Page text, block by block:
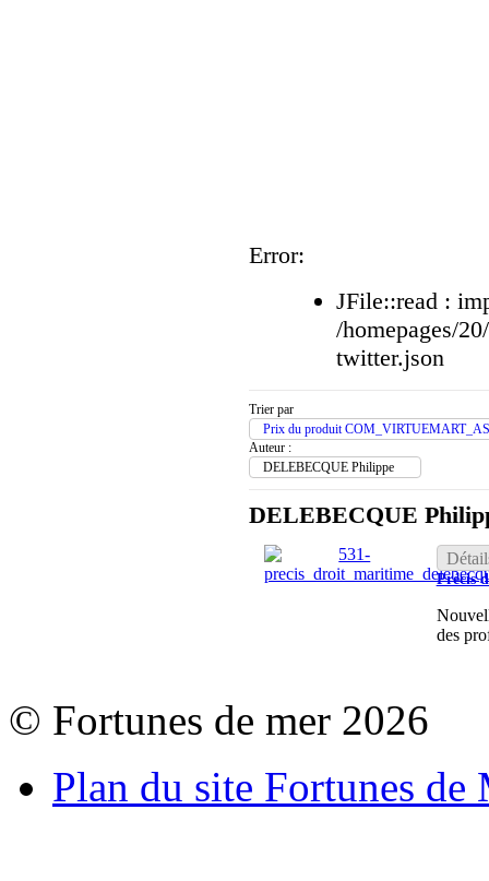
Error:
JFile::read :
/homepages/
twitter.json
Trier par
Prix du produit
Auteur :
DELEBECQUE Philippe
DELEBECQUE
Précis
des
© Fortunes de mer 2026
Plan du site Fortunes de